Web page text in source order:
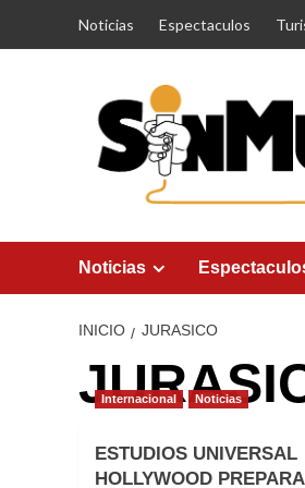
Noticias Espectaculos
Noticias
INICIO JURASICO
Internacional Noticias
ESTUDIOS UNIVERSAL
HOLLYWOOD